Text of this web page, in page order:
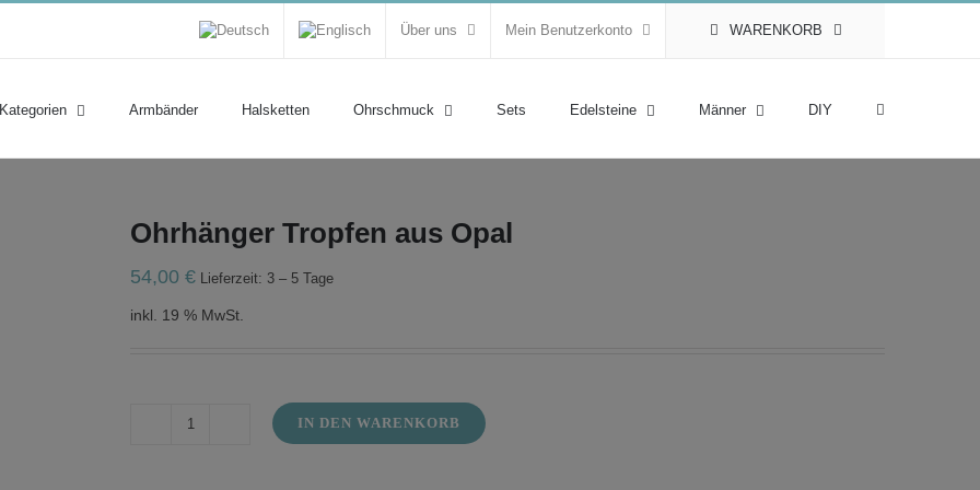
Über uns Mein Benutzerkonto WARENKORB
Armbänder Halsketten Ohrschmuck Sets Edelsteine Männer DIY
Ohrhänger Tropfen aus Opal
54,00 € Lieferzeit: 3 – 5 Tage
inkl. 19 % MwSt.
Ohrhänger
IN DEN WARENKORB